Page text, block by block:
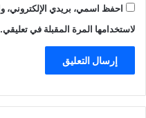
احفظ اسمي، بريدي الإلكتروني،
لاستخدامها المرة المقبلة في تعليقي.